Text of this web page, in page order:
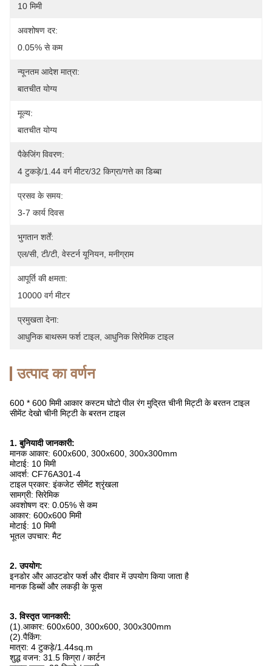
10 मिमी
अवशोषण दर:
0.05% से कम
न्यूनतम आदेश मात्रा:
बातचीत योग्य
मूल्य:
बातचीत योग्य
पैकेजिंग विवरण:
4 टुकड़े/1.44 वर्ग मीटर/32 किग्रा/गत्ते का डिब्बा
प्रसव के समय:
3-7 कार्य दिवस
भुगतान शर्तें:
एल/सी, टी/टी, वेस्टर्न यूनियन, मनीग्राम
आपूर्ति की क्षमता:
10000 वर्ग मीटर
प्रमुखता देना:
आधुनिक बाथरूम फर्श टाइल, आधुनिक सिरेमिक टाइल
उत्पाद का वर्णन
600 * 600 मिमी आकार कस्टम घोटो पील रंग मुद्रित चीनी मिट्टी के बरतन टाइल
सीमेंट देखो चीनी मिट्टी के बरतन टाइल
1. बुनियादी जानकारी:
मानक आकार: 600x600, 300x600, 300x300mm
मोटाई: 10 मिमी
आदर्श: CF76A301-4
टाइल प्रकार: इंकजेट सीमेंट श्रृंखला
सामग्री: सिरेमिक
अवशोषण दर: 0.05% से कम
आकार: 600x600 मिमी
मोटाई: 10 मिमी
भूतल उपचार: मैट
2. उपयोग:
इनडोर और आउटडोर फर्श और दीवार में उपयोग किया जाता है
मानक डिब्बों और लकड़ी के फूस
3. विस्तृत जानकारी:
(1).आकार: 600x600, 300x600, 300x300mm
(2).पैकिंग:
मात्रा: 4 टुकड़े/1.44sq.m
शुद्ध वजन: 31.5 किग्रा / कार्टन